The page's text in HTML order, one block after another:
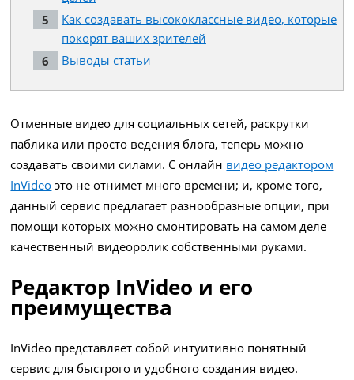
Как создавать высококлассные видео, которые
покорят ваших зрителей
Выводы статьи
Отменные видео для социальных сетей, раскрутки
паблика или просто ведения блога, теперь можно
создавать своими силами. С онлайн видео редактором
InVideo это не отнимет много времени; и, кроме того,
данный сервис предлагает разнообразные опции, при
помощи которых можно смонтировать на самом деле
качественный видеоролик собственными руками.
Редактор InVideo и его
преимущества
InVideo представляет собой интуитивно понятный
сервис для быстрого и удобного создания видео.